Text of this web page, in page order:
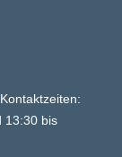
13:30 bis